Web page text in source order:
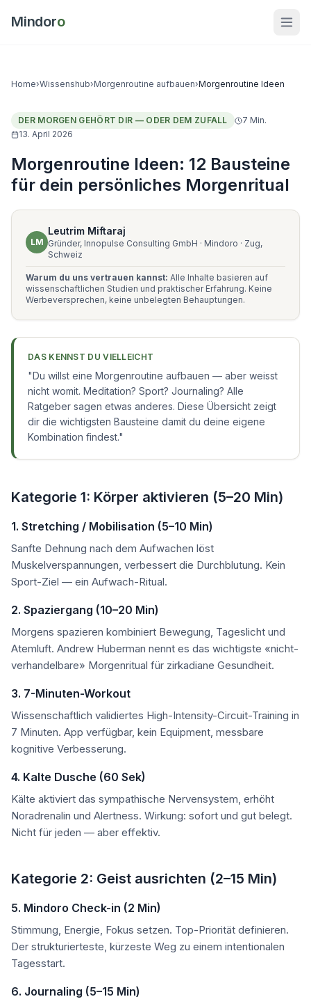
Mindoro
Home›Wissenshub›Morgenroutine aufbauen›Morgenroutine Ideen
DER MORGEN GEHÖRT DIR — ODER DEM ZUFALL 7 Min.
13. April 2026
Morgenroutine Ideen: 12 Bausteine
für dein persönliches Morgenritual
LM
Leutrim Miftaraj
Gründer, Innopulse Consulting GmbH · Mindoro · Zug,
Schweiz
Warum du uns vertrauen kannst: Alle Inhalte basieren auf
wissenschaftlichen Studien und praktischer Erfahrung. Keine
Werbeversprechen, keine unbelegten Behauptungen.
DAS KENNST DU VIELLEICHT
"Du willst eine Morgenroutine aufbauen — aber weisst
nicht womit. Meditation? Sport? Journaling? Alle
Ratgeber sagen etwas anderes. Diese Übersicht zeigt
dir die wichtigsten Bausteine damit du deine eigene
Kombination findest."
Kategorie 1: Körper aktivieren (5–20 Min)
1. Stretching / Mobilisation (5–10 Min)
Sanfte Dehnung nach dem Aufwachen löst
Muskelverspannungen, verbessert die Durchblutung. Kein
Sport-Ziel — ein Aufwach-Ritual.
2. Spaziergang (10–20 Min)
Morgens spazieren kombiniert Bewegung, Tageslicht und
Atemluft. Andrew Huberman nennt es das wichtigste «nicht-
verhandelbare» Morgenritual für zirkadiane Gesundheit.
3. 7-Minuten-Workout
Wissenschaftlich validiertes High-Intensity-Circuit-Training in
7 Minuten. App verfügbar, kein Equipment, messbare
kognitive Verbesserung.
4. Kalte Dusche (60 Sek)
Kälte aktiviert das sympathische Nervensystem, erhöht
Noradrenalin und Alertness. Wirkung: sofort und gut belegt.
Nicht für jeden — aber effektiv.
Kategorie 2: Geist ausrichten (2–15 Min)
5. Mindoro Check-in (2 Min)
Stimmung, Energie, Fokus setzen. Top-Priorität definieren.
Der strukturierteste, kürzeste Weg zu einem intentionalen
Tagesstart.
6. Journaling (5–15 Min)